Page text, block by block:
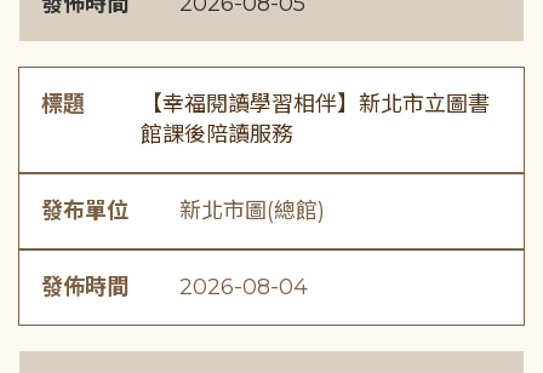
標題
【幸福閱讀學習相伴】新北市立圖書
館課後陪讀服務
發布單位 新北市圖(總館)
發佈時間 2026-08-04